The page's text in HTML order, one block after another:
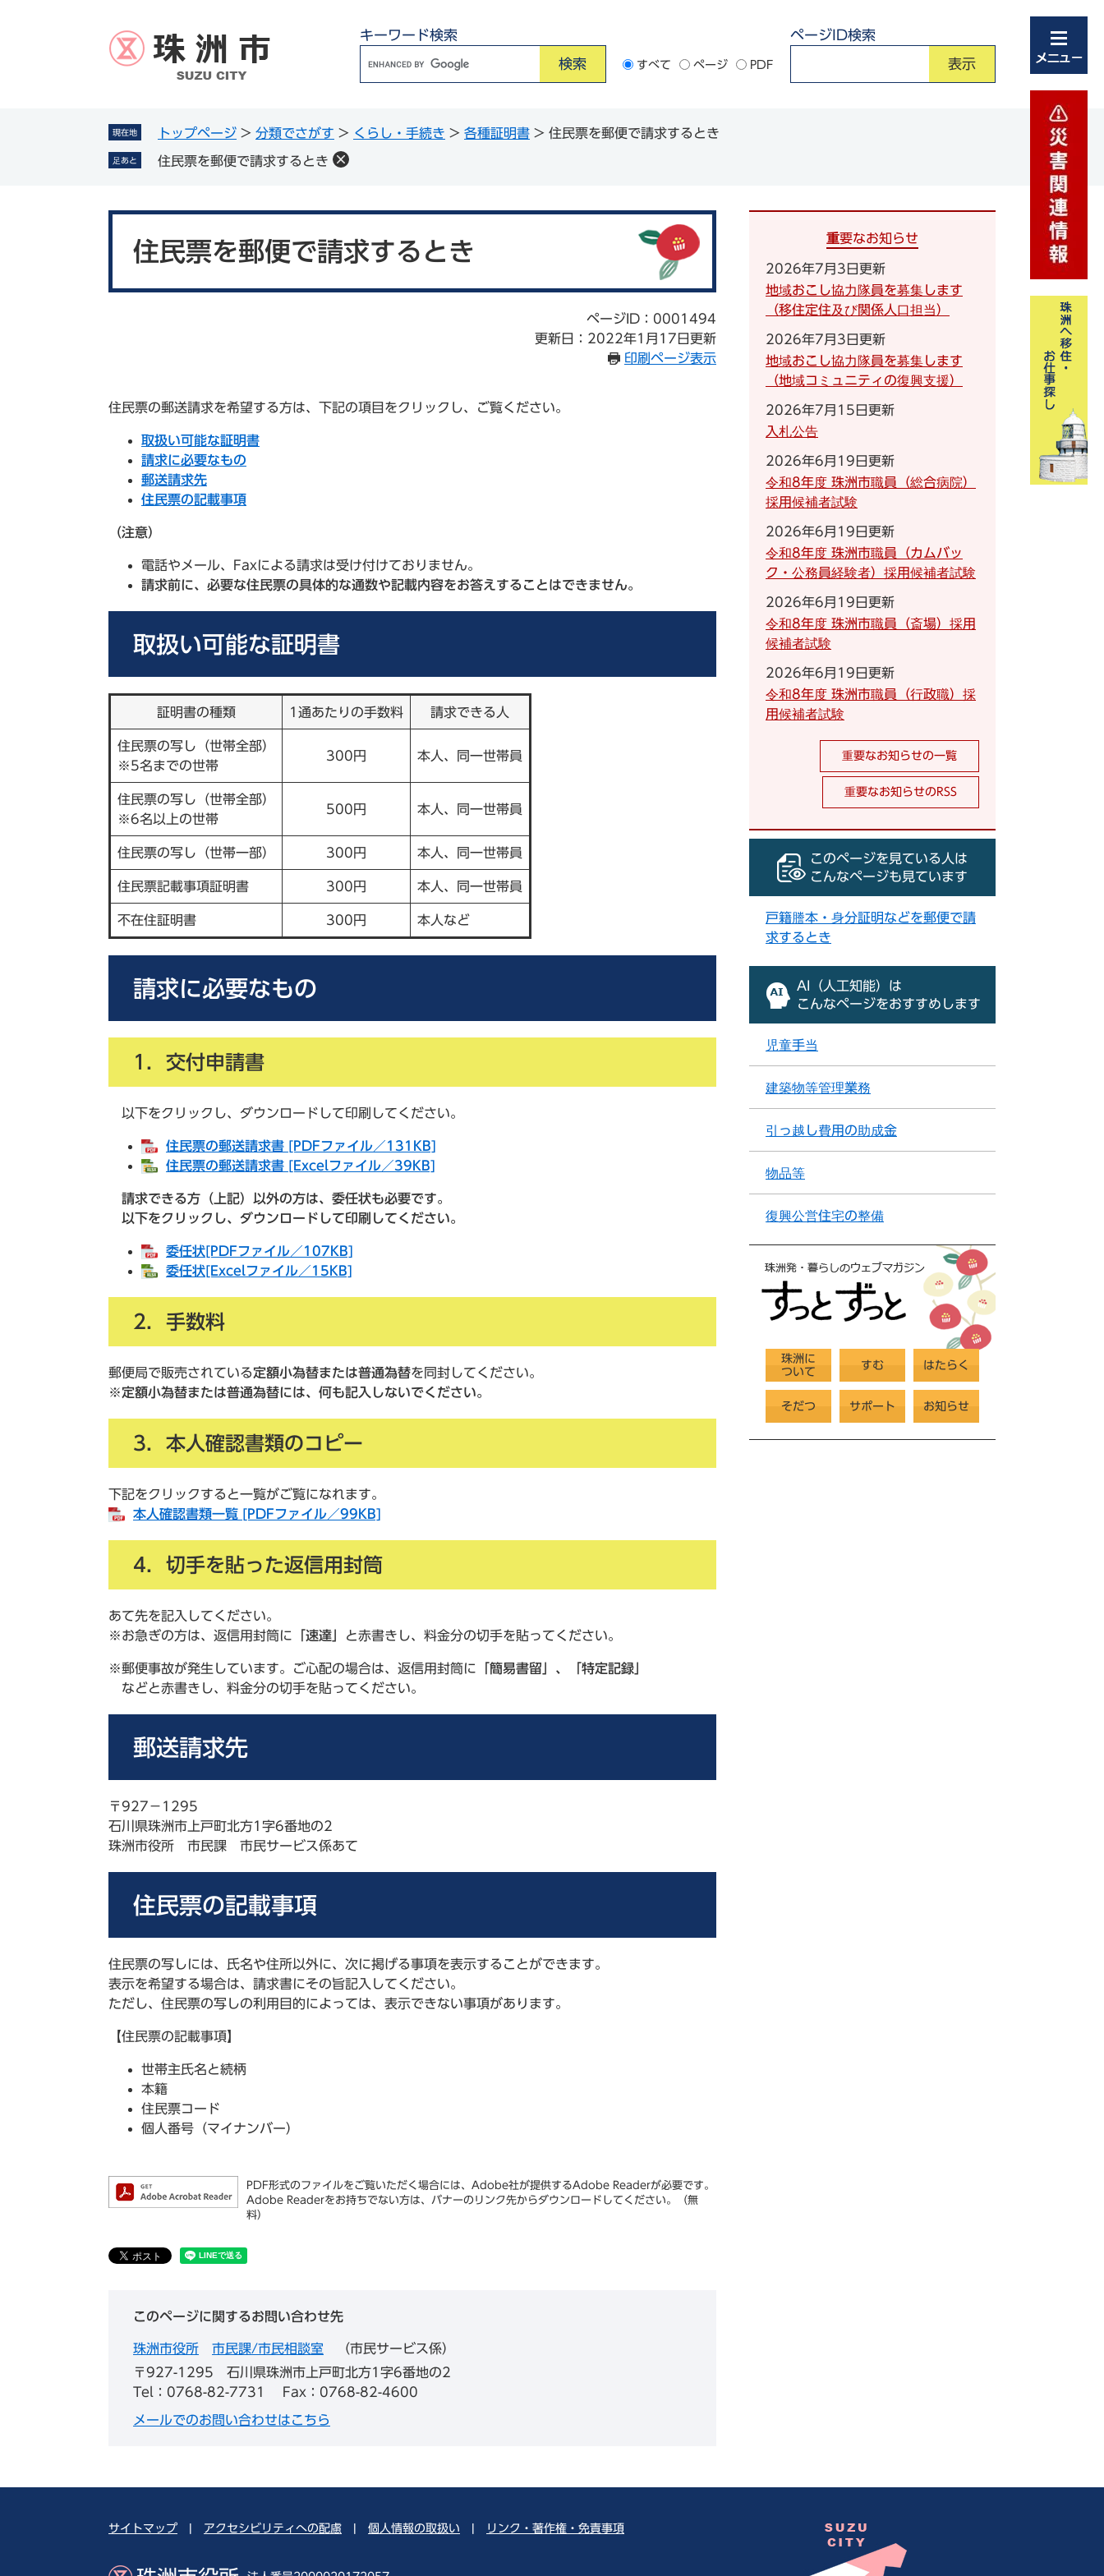
キーワード検索
l
タ
検
すべて ページ PDF
ページID検索
現在地 トップページ > 分類でさがす > くらし・手続き > 各種証明書 > 住民票を郵便で請求するとき
足あと 住民票を郵便で請求するとき
住民票を郵便で請求するとき
ページID：0001494
更新日：2022年1月17日更新
印刷ページ表示
住民票の郵送請求を希望する方は、下記の項目をクリックし、ご覧ください。
取扱い可能な証明書
請求に必要なもの
郵送請求先
住民票の記載事項
（注意）
電話やメール、Faxによる請求は受け付けておりません。
請求前に、必要な住民票の具体的な通数や記載内容をお答えすることはできません。
取扱い可能な証明書
証明書の種類 1通あたりの手数料 請求できる人
住民票の写し（世帯全部）
※5名までの世帯
300円 本人、同一世帯員
住民票の写し（世帯全部）
※6名以上の世帯
500円 本人、同一世帯員
住民票の写し（世帯一部） 300円 本人、同一世帯員
住民票記載事項証明書 300円 本人、同一世帯員
不在住証明書 300円 本人など
請求に必要なもの
1．交付申請書
以下をクリックし、ダウンロードして印刷してください。
住民票の郵送請求書 [PDFファイル／131KB]
住民票の郵送請求書 [Excelファイル／39KB]
請求できる方（上記）以外の方は、委任状も必要です。
以下をクリックし、ダウンロードして印刷してください。
委任状​[PDFファイル／107KB]
委任状​[Excelファイル／15KB]
2．手数料
郵便局で販売されている定額小為替または普通為替を同封してください。
※定額小為替または普通為替には、何も記入しないでください。
3．本人確認書類のコピー
下記をクリックすると一覧がご覧になれます。
本人確認書類一覧 [PDFファイル／99KB]
4．切手を貼った返信用封筒
あて先を記入してください。
※お急ぎの方は、返信用封筒に
「速達」 と赤書きし、料金分の切手を貼ってください。
※郵便事故が発生しています。ご心配の場合は、返信用封筒に 「簡易書留」、
「特定記録」
などと赤書きし、料金分の切手を貼ってください。
郵送請求先
〒927－1295
石川県珠洲市上戸町北方1字6番地の2
珠洲市役所 市民課 市民サービス係あて
住民票の記載事項
住民票の写しには、氏名や住所以外に、次に掲げる事項を表示することができます。
表示を希望する場合は、請求書にその旨記入してください。
ただし、住民票の写しの利用目的によっては、表示できない事項があります。
【住民票の記載事項】
世帯主氏名と続柄
本籍
住民票コード
個人番号（マイナンバー）
PDF形式のファイルをご覧いただく場合には、Adobe社が提供するAdobe Readerが必要です。
Adobe Readerをお持ちでない方は、バナーのリンク先からダウンロードしてください。（無
料）
このページに関するお問い合わせ先
珠洲市役所 市民課/市民相談室
市民サービス係
〒927-1295
石川県珠洲市上戸町北方1字6番地の2
Tel：0768-82-7731
Fax：0768-82-4600
メールでのお問い合わせはこちら
重要なお知らせ
2026年7月3日更新
地域おこし協力隊員を募集します
（移住定住及び関係人口担当）
2026年7月3日更新
地域おこし協力隊員を募集します
（地域コミュニティの復興支援）
2026年7月15日更新
入札公告
2026年6月19日更新
令和8年度 珠洲市職員（総合病院）
採用候補者試験
2026年6月19日更新
令和8年度 珠洲市職員（カムバッ
ク・公務員経験者）採用候補者試験
2026年6月19日更新
令和8年度 珠洲市職員（斎場）採用
候補者試験
2026年6月19日更新
令和8年度 珠洲市職員（行政職）採
用候補者試験
重要なお知らせの一覧
重要なお知らせのRSS
このページを見ている人は
こんなページも見ています
戸籍謄本・身分証明などを郵便で請
求するとき
AI（人工知能）は
こんなページをおすすめします
児童手当
建築物等管理業務
引っ越し費用の助成金
物品等
復興公営住宅の整備
珠洲に
ついて
すむ はたらく
そだつ サポート お知らせ
サイトマップ アクセシビリティへの配慮 個人情報の取扱い リンク・著作権・免責事項